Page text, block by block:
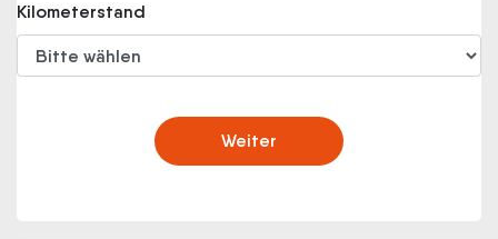
Kilometerstand
Weiter